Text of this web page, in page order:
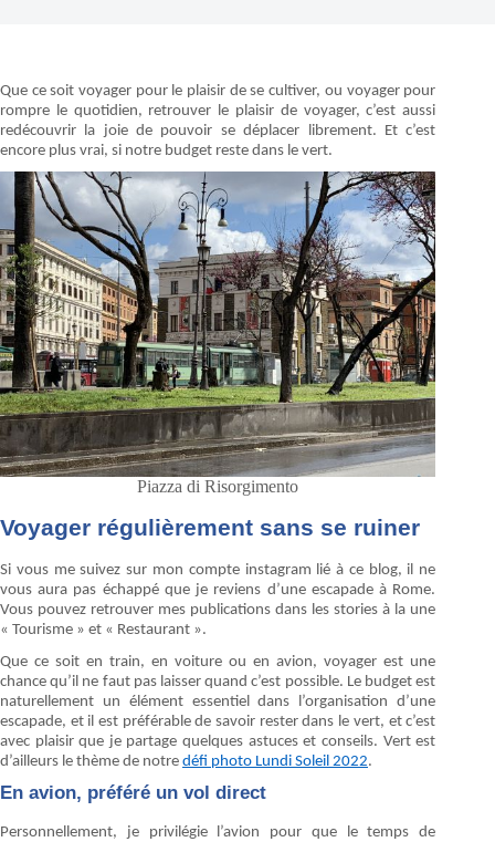
Que ce soit voyager pour le plaisir de se cultiver, ou voyager pour
rompre le quotidien, retrouver le plaisir de voyager, c’est aussi
redécouvrir la joie de pouvoir se déplacer librement. Et c’est
encore plus vrai, si notre budget reste dans le vert.
Piazza di Risorgimento
Voyager régulièrement sans se ruiner
Si vous me suivez sur mon compte instagram lié à ce blog, il ne
vous aura pas échappé que je reviens d’une escapade à Rome.
Vous pouvez retrouver mes publications dans les stories à la une
« Tourisme » et « Restaurant ».
Que ce soit en train, en voiture ou en avion, voyager est une
chance qu’il ne faut pas laisser quand c’est possible. Le budget est
naturellement un élément essentiel dans l’organisation d’une
escapade, et il est préférable de savoir rester dans le vert, et c’est
avec plaisir que je partage quelques astuces et conseils. Vert est
d’ailleurs le thème de notre défi photo Lundi Soleil 2022.
En avion, préféré un vol direct
Personnellement, je privilégie l’avion pour que le temps de